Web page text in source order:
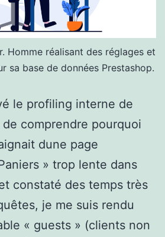
Homme réalisant des réglages et
sa base de données Prestashop.
le profiling interne de
comprendre pourquoi
dune page
» trop lente dans
constaté des temps très
je me suis rendu
« guests » (clients non